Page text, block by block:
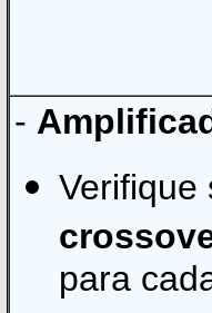
-
para